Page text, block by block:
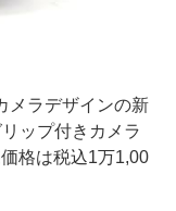
メラデザインの新
ップ付きカメラ
格は税込1万1,00